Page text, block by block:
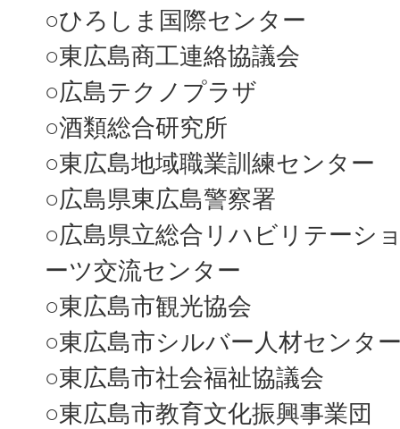
○ひろしま国際センター
○東広島商工連絡協議会
○広島テクノプラザ
○酒類総合研究所
○東広島地域職業訓練センター
○広島県東広島警察署
○広島県立総合リハビリテーシ
ーツ交流センター
○東広島市観光協会
○東広島市シルバー人材センタ
○東広島市社会福祉協議会
○東広島市教育文化振興事業団